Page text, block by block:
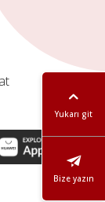
Yukarı git
Bize yazın